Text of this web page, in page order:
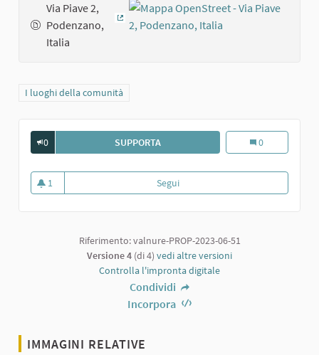
Via Piave 2,
Podenzano,
Italia
(Collegamento esterno)
Filtra i risultati per categoria: I luoghi della comunità
I luoghi della comunità
0 SUPPORTALA BREVETTI GABBIANI ALa Brevetti
0
1
1 sostenitori
Segui
Riferimento: valnure-PROP-2023-06-51
Versione 4 (di 4) vedi altre versioni
Controlla l'impronta digitale
Condividi
Incorpora
IMMAGINI RELATIVE